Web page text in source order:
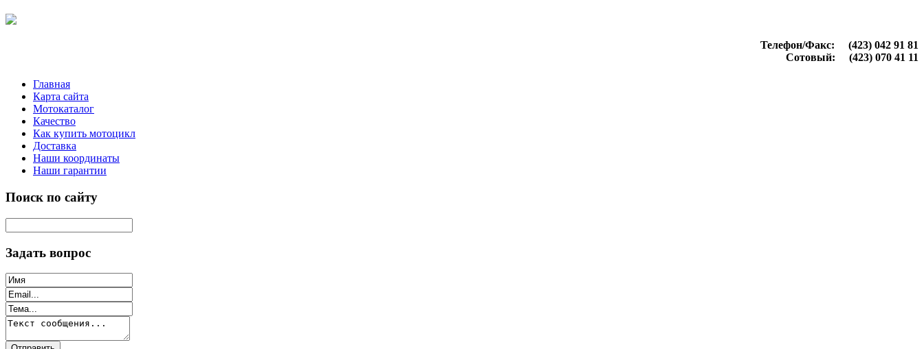
Телефон/Факс: (423) 042 91 81
Сотовый: (423) 070 41 11
Главная
Карта сайта
Мотокаталог
Качество
Как купить мотоцикл
Доставка
Наши координаты
Наши гарантии
Поиск по сайту
Задать вопрос